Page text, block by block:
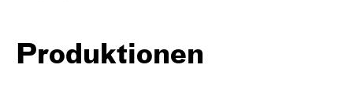
Produktionen